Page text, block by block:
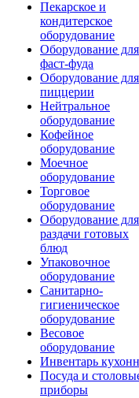
Пекарское и
кондитерское
оборудование
Оборудование для
фаст-фуда
Оборудование для
пиццерии
Нейтральное
оборудование
Кофейное
оборудование
Моечное
оборудование
Торговое
оборудование
Оборудование для
раздачи готовых
блюд
Упаковочное
оборудование
Санитарно-
гигиеническое
оборудование
Весовое
оборудование
Инвентарь
Посуда и
приборы